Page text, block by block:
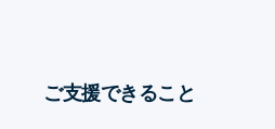
ご支援できること